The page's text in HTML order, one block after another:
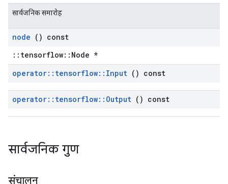
सार्वजनिक समारोह
node () const
::tensorflow::Node *
operator:: tensorflow:: Input () const
operator:: tensorflow:: Output () const
सार्वजनिक गुण
संचालन